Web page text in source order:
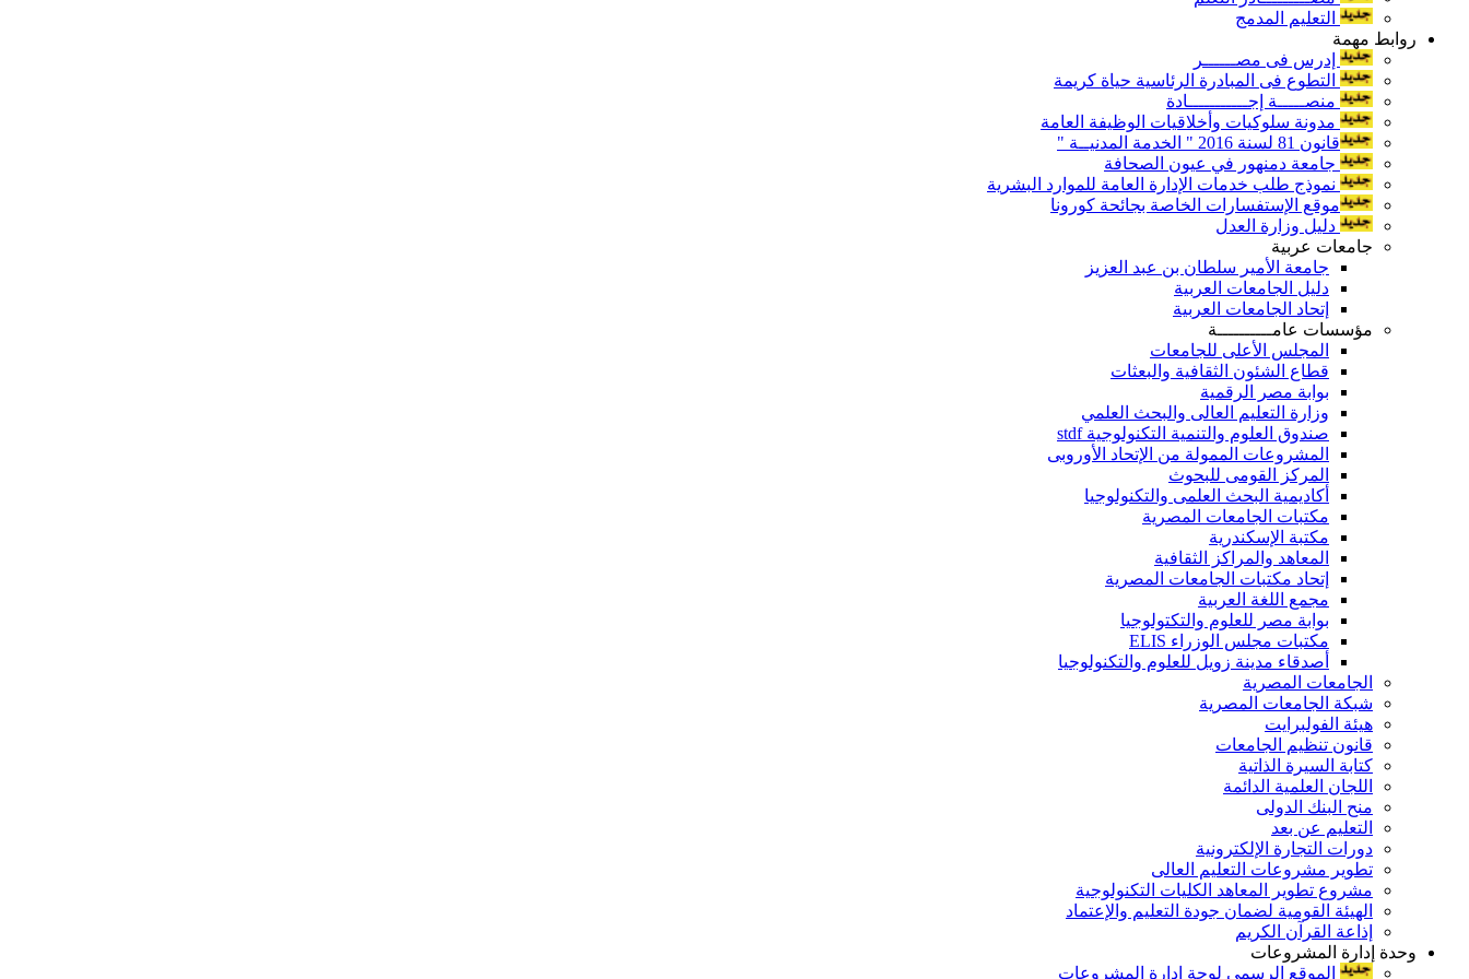
التعليم المدمج
روابط مهمة
إدرس فى مصــــــر
التطوع فى المبادرة الرئاسية حياة كريمة
منصـــــة إجـــــــــــادة
مدونة سلوكيات وأخلاقيات الوظيفة العامة
قانون 81 لسنة 2016 " الخدمة المدنيــة "
جامعة دمنهور في عيون الصحافة
نموذج طلب خدمات الإدارة العامة للموارد البشرية
موقع الإستفسارات الخاصة بجائحة كورونا
دليل وزارة العدل
جامعات عربية
جامعة الأمير سلطان بن عبد العزيز
دليل الجامعات العربية
إتحاد الجامعات العربية
مؤسسات عامــــــــــة
المجلس الأعلى للجامعات
قطاع الشئون الثقافية والبعثات
بوابة مصر الرقمية
وزارة التعليم العالى والبحث العلمي
صندوق العلوم والتنمية التكنولوجية stdf
المشروعات الممولة من الإتحاد الأوروبى
المركز القومى للبحوث
أكاديمية البحث العلمى والتكنولوجيا
مكتبات الجامعات المصرية
مكتبة الإسكندرية
المعاهد والمراكز الثقافية
إتحاد مكتبات الجامعات المصرية
مجمع اللغة العربية
بوابة مصر للعلوم والتكتولوجيا
مكتبات مجلس الوزراء ELIS
أصدقاء مدينة زويل للعلوم والتكنولوجيا
الجامعات المصرية
شبكة الجامعات المصرية
هيئة الفولبرايت
قانون تنظيم الجامعات
كتابة السيرة الذاتية
اللجان العلمية الدائمة
منح البنك الدولى
التعليم عن بعد
دورات التجارة الإلكترونية
تطوير مشروعات التعليم العالى
مشروع تطوير المعاهد الكليات التكنولوجية
الهيئة القومية لضمان جودة التعليم والإعتماد
إذاعة القرآن الكريم
وحدة إدارة المشروعات
الموقع الرسمى لوحة إدارة المشروعات